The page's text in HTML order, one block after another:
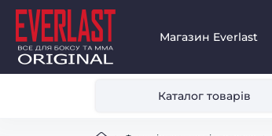
Магазин Everlast
Каталог товарів